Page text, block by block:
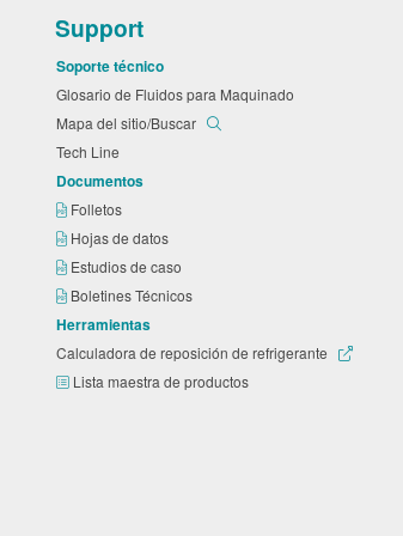
Support
Soporte técnico
Glosario de Fluidos para Maquinado
Mapa del sitio/Buscar
Tech Line
Documentos
Folletos
Hojas de datos
Estudios de caso
Boletines Técnicos
Herramientas
Calculadora de reposición de refrigerante
Lista maestra de productos